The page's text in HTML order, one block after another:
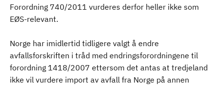
Forordning 740/2011 vurderes derfor heller ikke som
EØS-relevant.
Norge har imidlertid tidligere valgt å endre
avfallsforskriften i tråd med endringsforordningene til
forordning 1418/2007 ettersom det antas at tredjeland
ikke vil vurdere import av avfall fra Norge på annen